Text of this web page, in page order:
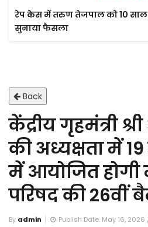
रेप केस में तरुण तेजपाल को 10 साल
सुनाया फैसला
Back
केंद्रीय गृहमंत्री
की अध्यक्षता में
में आयोजित होगी
परिषद की 26वीं
By admin
Publish Date: May 16, 2026